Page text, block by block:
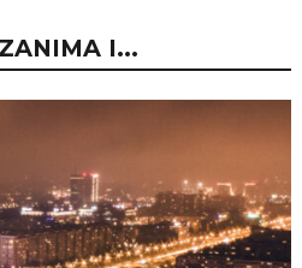
I...